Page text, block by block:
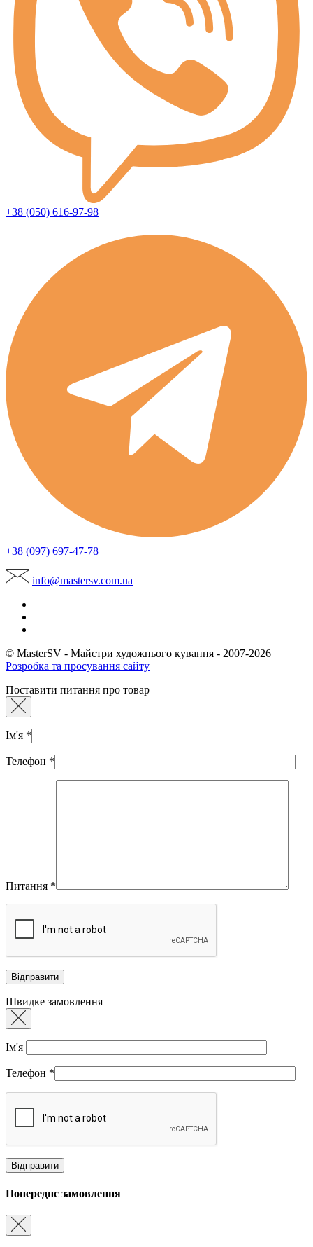
+38 (050) 616-97-98
+38 (097) 697-47-78
info@mastersv.com.ua
© MasterSV - Майстри художнього кування - 2007-2026
Розробка та просування сайту
Поставити питання про товар
Ім'я *
Телефон *
Питання *
Швидке замовлення
Ім'я
Телефон *
Попереднє замовлення